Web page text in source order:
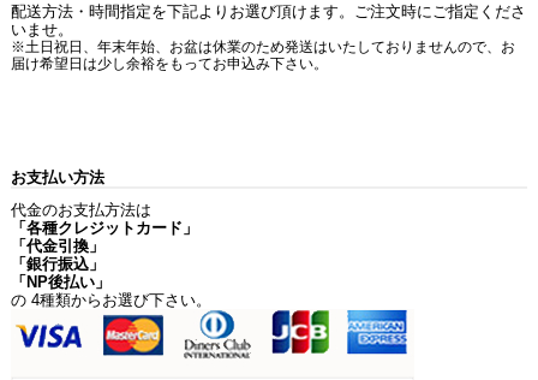
配送方法・時間指定を下記よりお選び頂けます。ご注文時にご指定くださ
いませ。
※土日祝日、年末年始、お盆は休業のため発送はいたしておりませんので、お
届け希望日は少し余裕をもってお申込み下さい。
お支払い方法
代金のお支払方法は
「各種クレジットカード」
「代金引換」
「銀行振込」
「NP後払い」
の 4種類からお選び下さい。